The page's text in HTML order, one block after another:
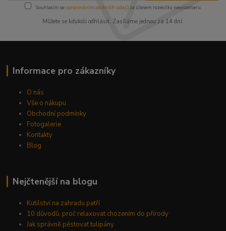
Souhlasím se zpracováním osobních údajůza účelem rozesílky newsletteru.
Můžete se kdykoli odhlásit. Zasíláme jednou za 14 dní.
Informace pro zákazníky
O nás
Vše o nákupu
Obchodní podmínky
Fotogalerie
Kontakty
Blog
Nejčtenější na blogu
Kutilství na zahradu patří
10 důvodů, proč relaxovat chozením do přírody
Jak správně pěstovat tulipány